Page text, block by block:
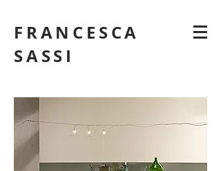
FRANCESCA
SASSI